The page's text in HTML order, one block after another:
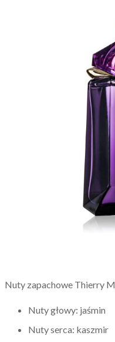
Nuty zapachowe Thierry
Nuty głowy: jaśmin
Nuty serca: kaszmir